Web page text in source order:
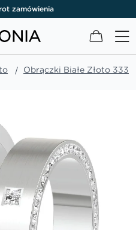
zamówienia
Mój
Obrączki Białe Złoto 333